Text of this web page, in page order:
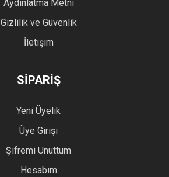
GÖNDER
Aydınlatma Metni
Gizlilik ve Güvenlik
İletişim
SİPARİŞ
Yeni Üyelik
Üye Girişi
Şifremi Unuttum
Hesabım